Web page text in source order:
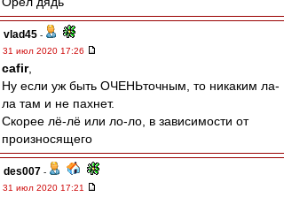
vlad45 -
31 июл 2020 17:26
cafir,
Ну если уж быть ОЧЕНЬточным, то никаким ла-
ла там и не пахнет.
Скорее лё-лё или ло-ло, в зависимости от
произносящего
des007 -
31 июл 2020 17:21